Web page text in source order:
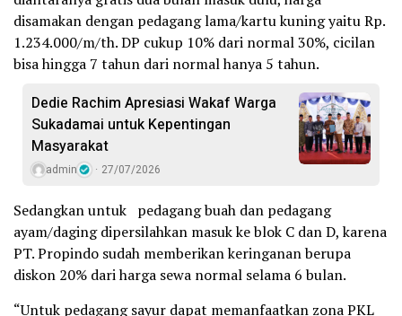
disamakan dengan pedagang lama/kartu kuning yaitu Rp.
1.234.000/m/th. DP cukup 10% dari normal 30%, cicilan
bisa hingga 7 tahun dari normal hanya 5 tahun.
Dedie Rachim Apresiasi Wakaf Warga
Sukadamai untuk Kepentingan
Masyarakat
admin 27/07/2026
Sedangkan untuk pedagang buah dan pedagang
ayam/daging dipersilahkan masuk ke blok C dan D, karena
PT. Propindo sudah memberikan keringanan berupa
diskon 20% dari harga sewa normal selama 6 bulan.
“Untuk pedagang sayur dapat memanfaatkan zona PKL